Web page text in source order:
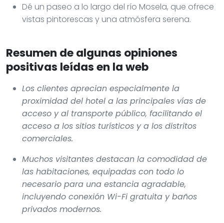
Dé un paseo a lo largo del río Mosela, que ofrece
vistas pintorescas y una atmósfera serena.
Resumen de algunas opiniones
positivas leídas en la web
Los clientes aprecian especialmente la
proximidad del hotel a las principales vías de
acceso y al transporte público, facilitando el
acceso a los sitios turísticos y a los distritos
comerciales.
Muchos visitantes destacan la comodidad de
las habitaciones, equipadas con todo lo
necesario para una estancia agradable,
incluyendo conexión Wi-Fi gratuita y baños
privados modernos.